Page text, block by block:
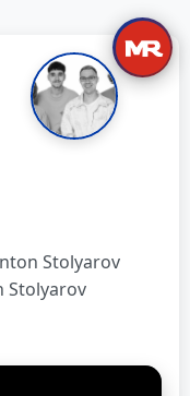
Stolyarov
Stolyarov